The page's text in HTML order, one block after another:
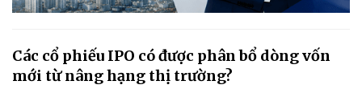
Các cổ phiếu IPO có được phân bổ dòng vốn
mới từ nâng hạng thị trường?